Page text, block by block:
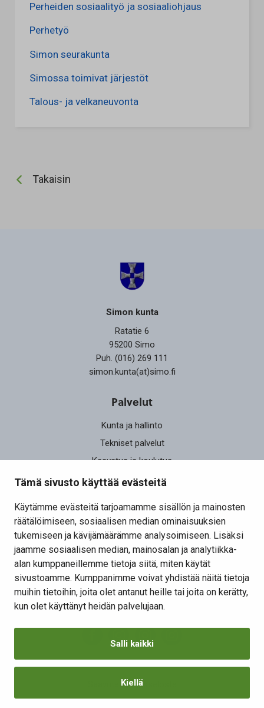
Tämä sivusto käyttää evästeitä
Käytämme evästeitä tarjoamamme sisällön ja mainosten
räätälöimiseen, sosiaalisen median ominaisuuksien
tukemiseen ja kävijämäärämme analysoimiseen. Lisäksi
jaamme sosiaalisen median, mainosalan ja analytiikka-
alan kumppaneillemme tietoja siitä, miten käytät
sivustoamme. Kumppanimme voivat yhdistää näitä tietoja
muihin tietoihin, joita olet antanut heille tai joita on kerätty,
kun olet käyttänyt heidän palvelujaan.
Salli kaikki
Kiellä
Perheiden sosiaalityö ja sosiaaliohjaus
Perhetyö
Simon seurakunta
Simossa toimivat järjestöt
Talous- ja velkaneuvonta
Takaisin
Simon kunta
Ratatie 6
95200 Simo
Puh. (016) 269 111
simon.kunta(at)simo.fi
Palvelut
Kunta ja hallinto
Tekniset palvelut
Kasvatus ja koulutus
Elinvoima
Osallistu ja vaikuta
Yhteystiedot
Kansalaisaloite
Lomakkeet
Tietosuojaseloste
Evästeiden hallinta
Saavutettavuusseloste